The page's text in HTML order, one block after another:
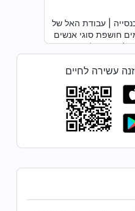
| עבודת האל של
חושפת סוגי אנשים
הדתי (קטע נבחר
| האם הדרך
הסינית
מוקיעים אינה דרך
נבחר מסרט)
| האם הישמעות
עשירה לחיים